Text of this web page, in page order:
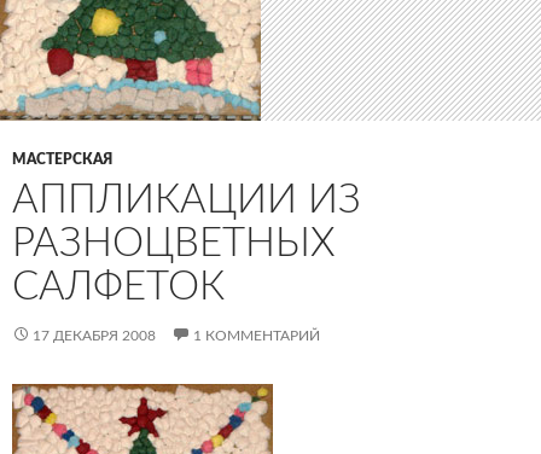
МАСТЕРСКАЯ
АППЛИКАЦИИ ИЗ
РАЗНОЦВЕТНЫХ
САЛФЕТОК
17 ДЕКАБРЯ 2008 1 КОММЕНТАРИЙ